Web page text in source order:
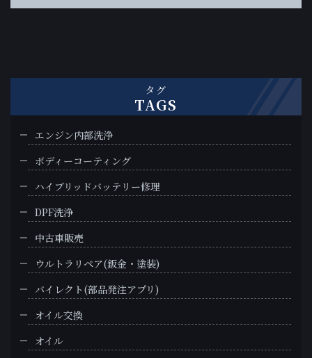
タグ
TAGS
エンジン内部洗浄
ボディーコーティング
ハイブリッドバッテリー修理
DPF洗浄
中古車販売
ウルトラリペア(鈑金・塗装)
バイレクト(部品発注アプリ)
オイル交換
オイル